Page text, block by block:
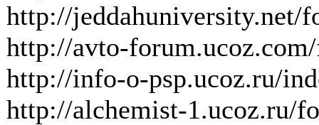
http://jeddahuniversity.net/
http://avto-
http://info-o-psp.ucoz.ru/
http://alchemist-1.ucoz.ru/